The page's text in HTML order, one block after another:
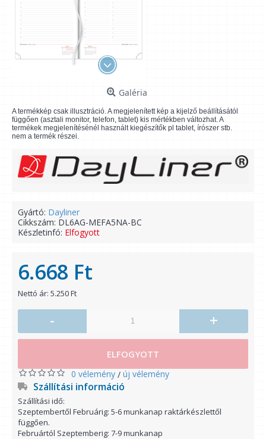
Galéria
A termékkép csak illusztráció. A megjelenített kép a kijelző beállításától
függően (asztali monitor, telefon, tablet) kis mértékben változhat. A
termékek megjelenítésénél használt kiegészítők pl tablet, írószer stb.
nem a termék részei.
Gyártó: Dayliner
Cikkszám: DL6AG-MEFA5NA-BC
Készletinfó: Elfogyott
6.668 Ft
Nettó ár: 5.250 Ft
- +
ELFOGYOTT
0 vélemény / új vélemény
Szállítási információ
Szállítási idő:
Szeptembertől Februárig: 5-6 munkanap raktárkészlettől
függően.
Februártól Szeptemberig: 7-9 munkanap